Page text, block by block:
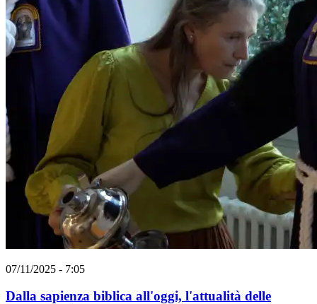
07/11/2025 - 7:05
Dalla sapienza biblica all'oggi, l'attualità delle